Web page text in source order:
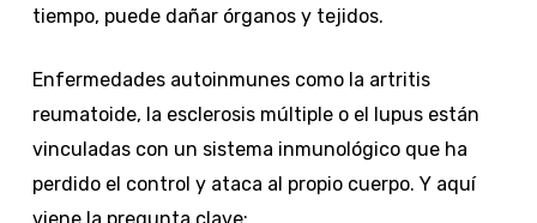
tiempo, puede dañar órganos y tejidos.
Enfermedades autoinmunes como la artritis
reumatoide, la esclerosis múltiple o el lupus están
vinculadas con un sistema inmunológico que ha
perdido el control y ataca al propio cuerpo. Y aquí